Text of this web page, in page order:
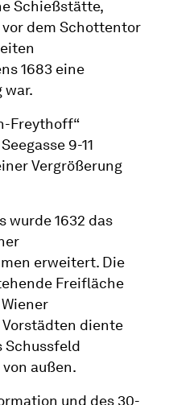
Schießstätte,
dem Schottentor
1683 eine
war.
Freythoff“
9-11
Vergrößerung
wurde 1632 das
erweitert. Die
Freifläche
diente
Schussfeld
außen.
und des 30-